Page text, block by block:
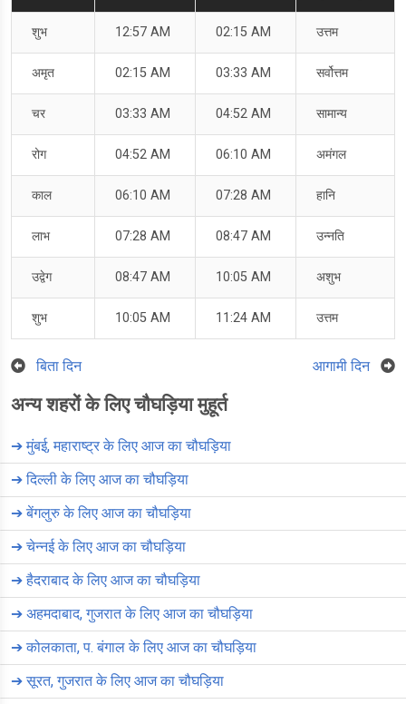
शुभ 12:57 AM 02:15 AM उत्तम
अमृत 02:15 AM 03:33 AM सर्वोत्तम
चर 03:33 AM 04:52 AM सामान्य
रोग 04:52 AM 06:10 AM अमंगल
काल 06:10 AM 07:28 AM हानि
लाभ 07:28 AM 08:47 AM उन्नति
उद्वेग 08:47 AM 10:05 AM अशुभ
शुभ 10:05 AM 11:24 AM उत्तम
बिता दिन आगामी दिन
अन्य शहरों के लिए चौघड़िया मुहूर्त
➔मुंबई, महाराष्ट्र के लिए आज का चौघड़िया
➔दिल्ली के लिए आज का चौघड़िया
➔बेंगलुरु के लिए आज का चौघड़िया
➔चेन्नई के लिए आज का चौघड़िया
➔हैदराबाद के लिए आज का चौघड़िया
➔ अहमदाबाद, गुजरात के लिए आज का चौघड़िया
➔कोलकाता, प. बंगाल के लिए आज का चौघड़िया
➔सूरत, गुजरात के लिए आज का चौघड़िया